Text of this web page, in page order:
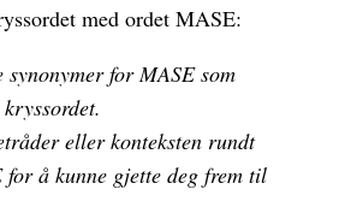
med ordet MASE:
synonymer for MASE som
eller konteksten rundt
for å kunne gjette deg frem til